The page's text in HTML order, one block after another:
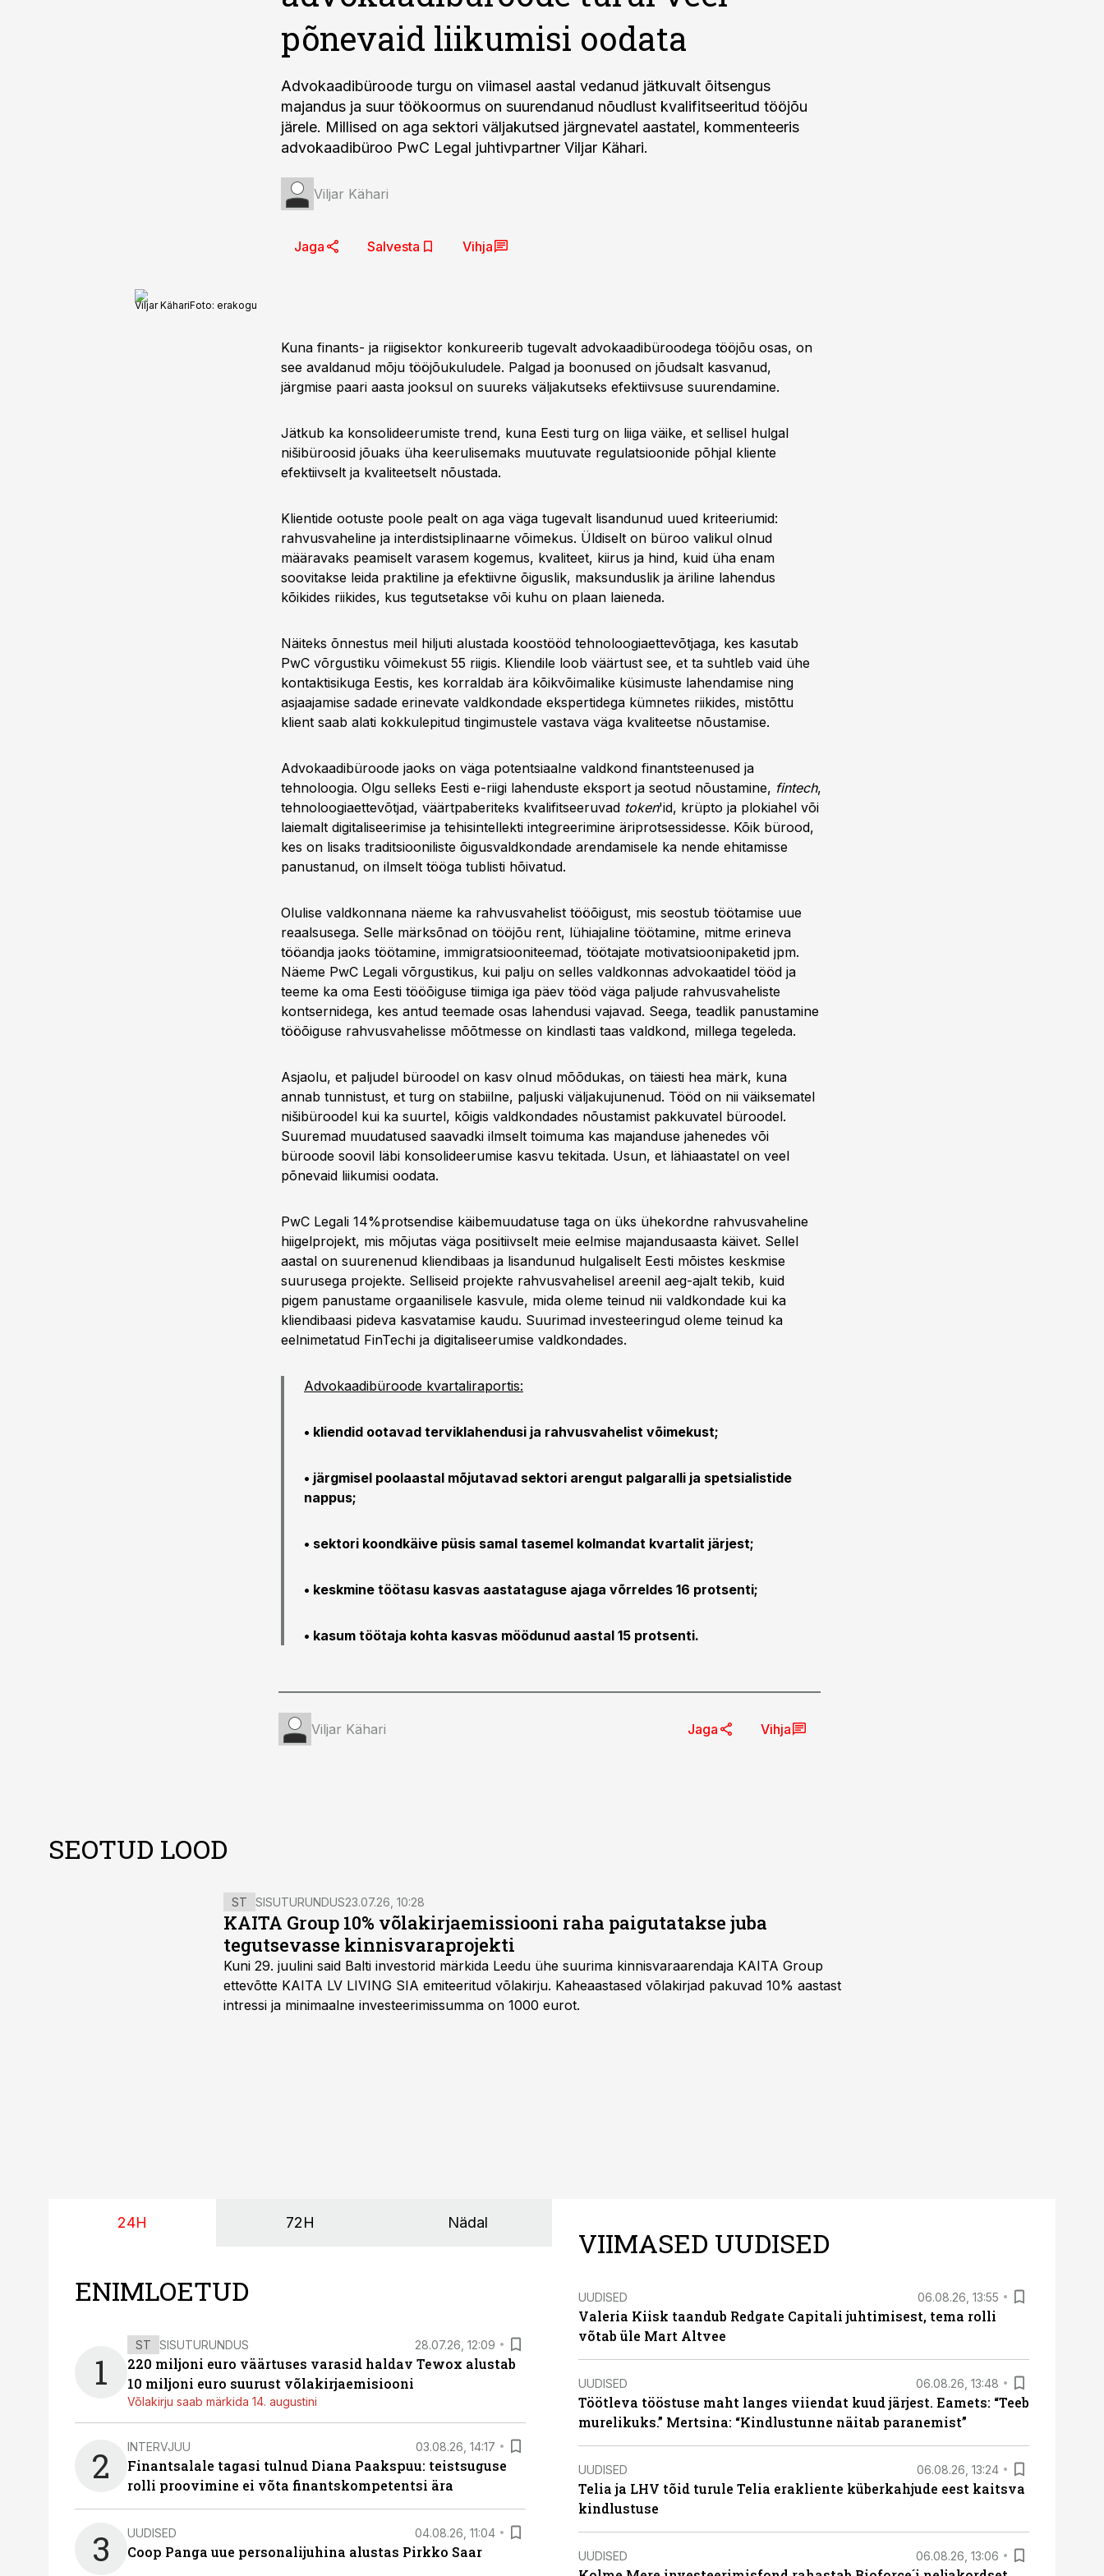
põnevaid liikumisi oodata
Advokaadibüroode turgu on viimasel aastal vedanud jätkuvalt õitsengus
majandus ja suur töökoormus on suurendanud nõudlust kvalifitseeritud tööjõu
järele. Millised on aga sektori väljakutsed järgnevatel aastatel, kommenteeris
advokaadibüroo PwC Legal juhtivpartner Viljar Kähari.
Viljar Kähari
Jaga Salvesta Vihja
Viljar KähariFoto: erakogu
Kuna finants- ja riigisektor konkureerib tugevalt advokaadibüroodega tööjõu osas, on
see avaldanud mõju tööjõukuludele. Palgad ja boonused on jõudsalt kasvanud,
järgmise paari aasta jooksul on suureks väljakutseks efektiivsuse suurendamine.
Jätkub ka konsolideerumiste trend, kuna Eesti turg on liiga väike, et sellisel hulgal
nišibüroosid jõuaks üha keerulisemaks muutuvate regulatsioonide põhjal kliente
efektiivselt ja kvaliteetselt nõustada.
Klientide ootuste poole pealt on aga väga tugevalt lisandunud uued kriteeriumid:
rahvusvaheline ja interdistsiplinaarne võimekus. Üldiselt on büroo valikul olnud
määravaks peamiselt varasem kogemus, kvaliteet, kiirus ja hind, kuid üha enam
soovitakse leida praktiline ja efektiivne õiguslik, maksunduslik ja äriline lahendus
kõikides riikides, kus tegutsetakse või kuhu on plaan laieneda.
Näiteks õnnestus meil hiljuti alustada koostööd tehnoloogiaettevõtjaga, kes kasutab
PwC võrgustiku võimekust 55 riigis. Kliendile loob väärtust see, et ta suhtleb vaid ühe
kontaktisikuga Eestis, kes korraldab ära kõikvõimalike küsimuste lahendamise ning
asjaajamise sadade erinevate valdkondade ekspertidega kümnetes riikides, mistõttu
klient saab alati kokkulepitud tingimustele vastava väga kvaliteetse nõustamise.
Advokaadibüroode jaoks on väga potentsiaalne valdkond finantsteenused ja
tehnoloogia. Olgu selleks Eesti e-riigi lahenduste eksport ja seotud nõustamine, fintech,
tehnoloogiaettevõtjad, väärtpaberiteks kvalifitseeruvad token'id, krüpto ja plokiahel või
laiemalt digitaliseerimise ja tehisintellekti integreerimine äriprotsessidesse. Kõik bürood,
kes on lisaks traditsiooniliste õigusvaldkondade arendamisele ka nende ehitamisse
panustanud, on ilmselt tööga tublisti hõivatud.
Olulise valdkonnana näeme ka rahvusvahelist tööõigust, mis seostub töötamise uue
reaalsusega. Selle märksõnad on tööjõu rent, lühiajaline töötamine, mitme erineva
tööandja jaoks töötamine, immigratsiooniteemad, töötajate motivatsioonipaketid jpm.
Näeme PwC Legali võrgustikus, kui palju on selles valdkonnas advokaatidel tööd ja
teeme ka oma Eesti tööõiguse tiimiga iga päev tööd väga paljude rahvusvaheliste
kontsernidega, kes antud teemade osas lahendusi vajavad. Seega, teadlik panustamine
tööõiguse rahvusvahelisse mõõtmesse on kindlasti taas valdkond, millega tegeleda.
Asjaolu, et paljudel büroodel on kasv olnud mõõdukas, on täiesti hea märk, kuna
annab tunnistust, et turg on stabiilne, paljuski väljakujunenud. Tööd on nii väiksematel
nišibüroodel kui ka suurtel, kõigis valdkondades nõustamist pakkuvatel büroodel.
Suuremad muudatused saavadki ilmselt toimuma kas majanduse jahenedes või
büroode soovil läbi konsolideerumise kasvu tekitada. Usun, et lähiaastatel on veel
põnevaid liikumisi oodata.
PwC Legali 14%protsendise käibemuudatuse taga on üks ühekordne rahvusvaheline
hiigelprojekt, mis mõjutas väga positiivselt meie eelmise majandusaasta käivet. Sellel
aastal on suurenenud kliendibaas ja lisandunud hulgaliselt Eesti mõistes keskmise
suurusega projekte. Selliseid projekte rahvusvahelisel areenil aeg-ajalt tekib, kuid
pigem panustame orgaanilisele kasvule, mida oleme teinud nii valdkondade kui ka
kliendibaasi pideva kasvatamise kaudu. Suurimad investeeringud oleme teinud ka
eelnimetatud FinTechi ja digitaliseerumise valdkondades.
Advokaadibüroode kvartaliraportis:
• kliendid ootavad terviklahendusi ja rahvusvahelist võimekust;
• järgmisel poolaastal mõjutavad sektori arengut palgaralli ja spetsialistide
nappus;
• sektori koondkäive püsis samal tasemel kolmandat kvartalit järjest;
• keskmine töötasu kasvas aastataguse ajaga võrreldes 16 protsenti;
• kasum töötaja kohta kasvas möödunud aastal 15 protsenti.
Viljar Kähari Jaga Vihja
SEOTUD LOOD
ST SISUTURUNDUS23.07.26, 10:28
KAITA Group 10% võlakirjaemissiooni raha paigutatakse juba
tegutsevasse kinnisvaraprojekti
Kuni 29. juulini said Balti investorid märkida Leedu ühe suurima kinnisvaraarendaja KAITA Group
ettevõtte KAITA LV LIVING SIA emiteeritud võlakirju. Kaheaastased võlakirjad pakuvad 10% aastast
intressi ja minimaalne investeerimissumma on 1000 eurot.
24H 72H Nädal
ENIMLOETUD
1
ST SISUTURUNDUS 28.07.26, 12:09
220 miljoni euro väärtuses varasid haldav Tewox alustab
10 miljoni euro suurust võlakirjaemisiooni
Võlakirju saab märkida 14. augustini
2 INTERVJUU 03.08.26, 14:17
Finantsalale tagasi tulnud Diana Paakspuu: teistsuguse
rolli proovimine ei võta finantskompetentsi ära
3 UUDISED 04.08.26, 11:04
Coop Panga uue personalijuhina alustas Pirkko Saar
VIIMASED UUDISED
UUDISED 06.08.26, 13:55
Valeria Kiisk taandub Redgate Capitali juhtimisest, tema rolli
võtab üle Mart Altvee
UUDISED 06.08.26, 13:48
Töötleva tööstuse maht langes viiendat kuud järjest. Eamets: “Teeb
murelikuks.” Mertsina: “Kindlustunne näitab paranemist”
UUDISED 06.08.26, 13:24
Telia ja LHV tõid turule Telia erakliente küberkahjude eest kaitsva
kindlustuse
UUDISED 06.08.26, 13:06